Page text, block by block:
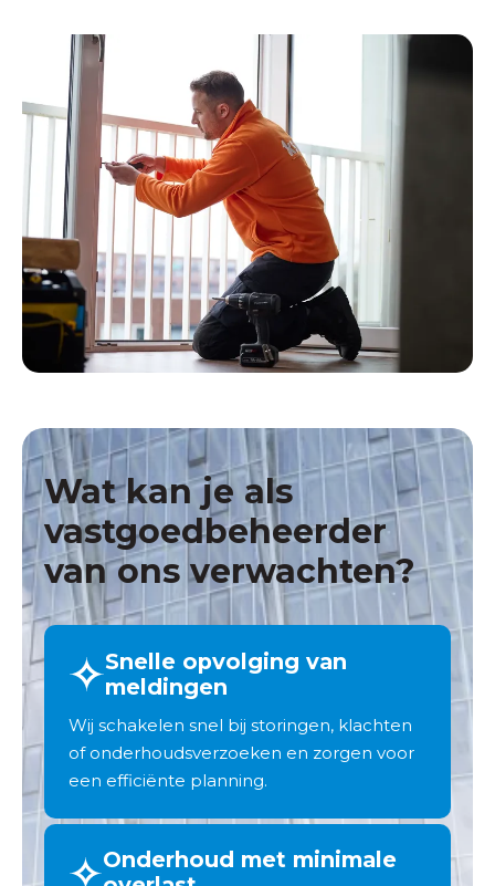
Wat kan je als
vastgoedbeheerder
van ons verwachten?
Snelle opvolging van
meldingen
Wij schakelen snel bij storingen, klachten
of onderhoudsverzoeken en zorgen voor
een efficiënte planning.
Onderhoud met minimale